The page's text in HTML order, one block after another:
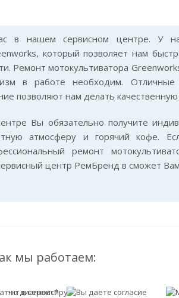
в нашем сервисном центре. У
который позволяет нам
Ремонт мотокультиватора
в работе необходим.
позволяют нам делать качественную
Вы обязательно получите
атмосферу и горячий кофе.
ремонт
центр РемБренд в сможет
мы работаем: